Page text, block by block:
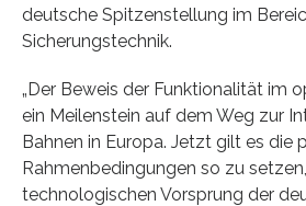
deutsche Spitzenstellung im
Sicherungstechnik.
„Der Beweis der Funktionalität im
ein Meilenstein auf dem Weg zur
Bahnen in Europa. Jetzt gilt es die
Rahmenbedingungen so zu
technologischen Vorsprung der